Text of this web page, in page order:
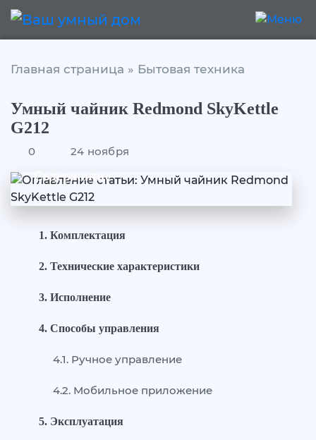
Главная страница » Бытовая техника
Умный чайник Redmond SkyKettle
G212
0 24 ноября
Содержание
Комплектация
Технические характеристики
Исполнение
Способы управления
Ручное управление
Мобильное приложение
Эксплуатация